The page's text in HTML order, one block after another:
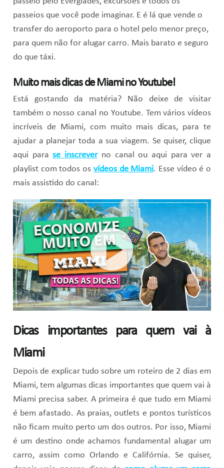
passeios que você pode imaginar. E é lá que vende o
transfer do aeroporto para o hotel pelo menor preço,
para quem não for alugar carro. Mais barato e seguro
do que táxi.
Muito mais dicas de Miami no Youtube!
Está gostando da matéria? Não deixe de visitar
também o nosso canal no Youtube. Tem vários vídeos
incríveis de Miami, com muito mais dicas, para te
ajudar a planejar toda a sua viagem. Se quiser, clique
aqui parase inscreverno canal ou aqui para ver a
playlist com todos os vídeos de Miami. Esse vídeo é o
mais assistido do canal:
Dicas importantes para quem vai à
Miami
Depois de explicar tudo sobre um roteiro de 2 dias em
Miami, tem algumas dicas importantes que quem vai à
Miami precisa saber. A primeira é que tudo em Miami
é bem afastado. As praias, outlets e pontos turísticos
não ficam muito perto um dos outros. Por isso, Miami
é um destino onde achamos fundamental alugar um
carro, assim como Orlando e Califórnia. Se quiser,